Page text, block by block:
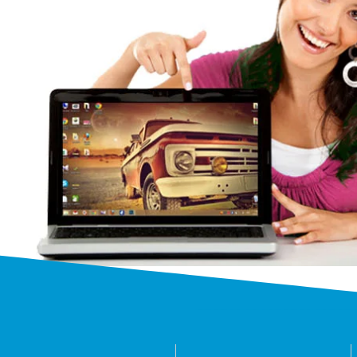
Ремонт
профессия
Мы выполняем ремонт
моделей и производителей